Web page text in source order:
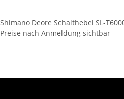
Shimano Deore Schalthebel SL-
Preise nach Anmeldung sichtbar